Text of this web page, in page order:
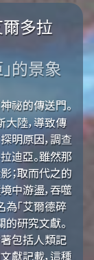
多拉
的景象
祕的傳送門。
陸，導致傳
明原因，調查
迪亞。雖然那
；取而代之的
中游盪，吞噬
為「艾爾德碎
的研究文獻。
包括人類記
獻記載，這種